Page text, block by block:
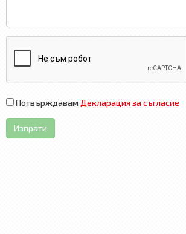
Потвърждавам Декларация за съгласие
Изпрати